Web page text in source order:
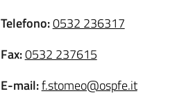
Telefono:0532 236317
Fax:0532 237615
E-mail:f.stomeo@ospfe.it